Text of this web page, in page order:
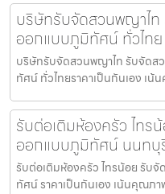
บริษัทรับจัดสวนพญาไ
ออกแบบภูมิทัศน์ ทั่วไทย
บริษัทรับจัดสวนพญาไท รับจัด
ทัศน์ ทั่วไทยราคาเป็นกันเอง เ
รับต่อเติมห้องครัว ไท
ออกแบบภูมิทัศน์ นนทบุ
รับต่อเติมห้องครัว ไทรน้อย รั
ทัศน์ ราคาเป็นกันเอง เน้นคุณภ